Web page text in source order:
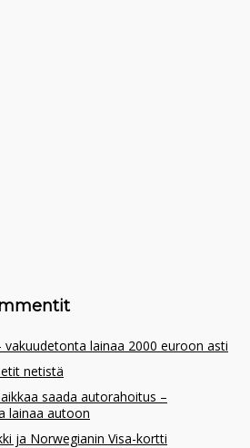
vakuudetonta lainaa 2000 euroon asti
netistä
saada autorahoitus –
lainaa autoon
ja Norwegianin Visa-kortti